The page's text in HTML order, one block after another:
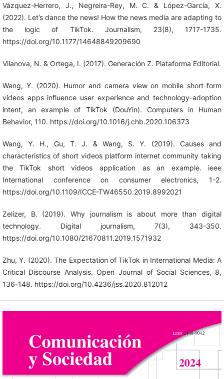
Vázquez-Herrero, J., Negreira-Rey, M. C. & López-García, X.
(2022). Let’s dance the news! How the news media are adapting to
the logic of TikTok. Journalism, 23(8), 1717-1735.
https://doi.org/10.1177/14648849209690
Vilanova, N. & Ortega, I. (2017). Generación Z. Plataforma Editorial.
Wang, Y. (2020). Humor and camera view on mobile short-form
videos apps influence user experience and technology-adoption
intent, an example of TikTok (DouYin). Computers in Human
Behavior, 110. https://doi.org/10.1016/j.chb.2020.106373
Wang, Y. H., Gu, T. J. & Wang, S. Y. (2019). Causes and
characteristics of short videos platform internet community taking
the TikTok short videos application as an example. ieee
International conference on consumer electronics, 1-2.
https://doi.org/10.1109/ICCE-TW46550.2019.8992021
Zelizer, B. (2019). Why journalism is about more than digital
technology. Digital journalism, 7(3), 343-350.
https://doi.org/10.1080/21670811.2019.1571932
Zhu, Y. (2020). The Expectation of TikTok in International Media: A
Critical Discourse Analysis. Open Journal of Social Sciences, 8,
136-148. https://doi.org/10.4236/jss.2020.812012